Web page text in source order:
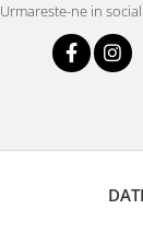
Urmareste-ne in